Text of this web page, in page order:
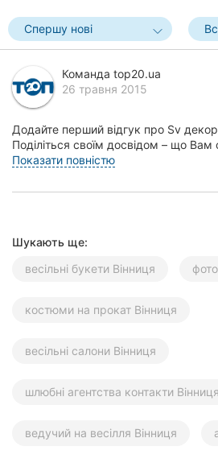
Чернівці
Івано-
Франківськ
Луцьк
Спершу нові
Команда top20.ua
26 травня 2015
Додайте перший відгук про Sv
Поділіться своїм досвідом – що
Це допоможе іншим жителям Вінниці
Показати повністю
Шукають ще:
весільні букети Вінниця
костюми на прокат Вінниця
весільні салони Вінниця
шлюбні агентства контакти Вінниця
ведучий на весілля Вінниця